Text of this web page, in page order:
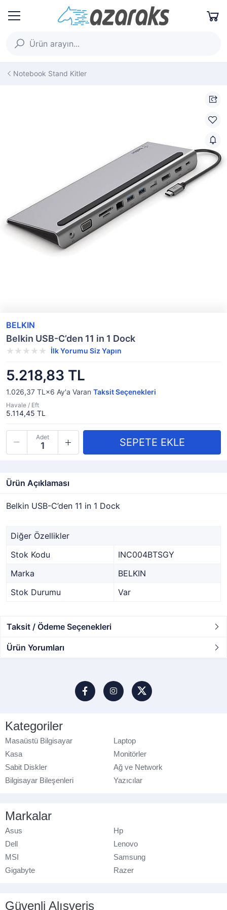
Notebook Stand Kitler
BELKIN
Belkin USB-C’den 11 in 1 Dock
İlk Yorumu Siz Yapın
5.218,83 TL
1.026,37 TL×6 Ay'a Varan Taksit Seçenekleri
Havale / Eft
5.114,45 TL
Adet
Ürün Açıklaması
Belkin USB-C’den 11 in 1 Dock
Diğer Özellikler
Stok Kodu
INC004BTSGY
Marka
BELKIN
Stok Durumu
Var
Taksit / Ödeme Seçenekleri
Ürün Yorumları
Kategoriler
Masaüstü Bilgisayar
Laptop
Kasa
Monitörler
Sabit Diskler
Ağ ve Network
Bilgisayar Bileşenleri
Yazıcılar
Markalar
Asus
Hp
Dell
Lenovo
MSI
Samsung
Gigabyte
Razer
Güvenli Alışveriş